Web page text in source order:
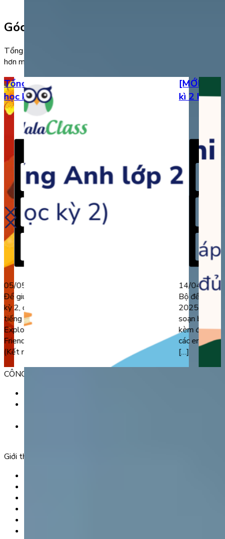
Góc học tiếng Anh
Tổng hợp kiến thức bổ ích miễn phí giúp bé học giỏi tiếng Anh
hơn mỗi ngày
Tổng hợp bộ đề thi tiếng Anh lớp 2
học kì 2 (có đáp án)
05/05/2025
Để giúp các em chuẩn bị thật tốt cho kỳ thi học
kỳ 2, dưới đây thầy cô đã biên soạn bộ đề thi
tiếng Anh lớp 2 học kì 2 theo cấu trúc sách mới
Explore Our World (Cánh diều), Family And
Friends (Chân trời sáng tạo) và Global Success
(Kết nối tri thức). […]
[MỚI] Bộ
kì 2 kèm
14/04/2025
Bộ đề thi
2025 –
soạn bám
kèm đáp án
các em
[…]
CÔNG TY TNHH GIÁO DỤC UNICLASS
Giới thiệu